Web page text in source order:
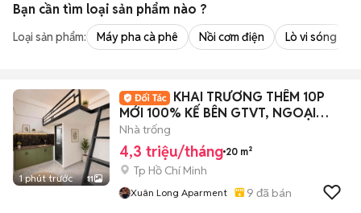
Bạn cần tìm loại sản phẩm nào ?
Loại sản phẩm: Máy pha cà phê Nồi cơm điện Lò vi sóng
1 phút trước 11
KHAI TRƯƠNG THÊM 10P
MỚI 100% KẾ BÊN GTVT, NGOẠI
THƯƠNG, HUTECH
Nhà trống
4,3 triệu/tháng 20 m²
Tp Hồ Chí Minh
Xuân Long Aparment 9 đã bán